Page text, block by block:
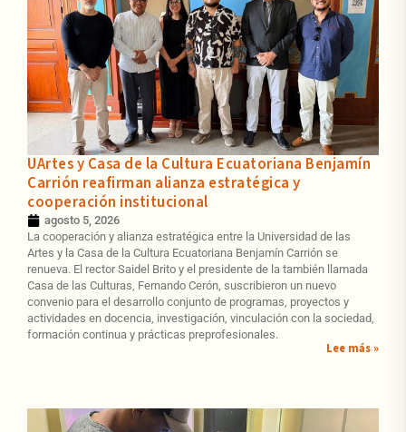
UArtes y Casa de la Cultura Ecuatoriana Benjamín
Carrión reafirman alianza estratégica y
cooperación institucional
agosto 5, 2026
La cooperación y alianza estratégica entre la Universidad de las
Artes y la Casa de la Cultura Ecuatoriana Benjamín Carrión se
renueva. El rector Saidel Brito y el presidente de la también llamada
Casa de las Culturas, Fernando Cerón, suscribieron un nuevo
convenio para el desarrollo conjunto de programas, proyectos y
actividades en docencia, investigación, vinculación con la sociedad,
formación continua y prácticas preprofesionales.
Lee más »